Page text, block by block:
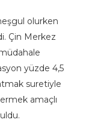
olurken
Çin Merkez
yüzde 4,5
suretiyle
amaçlı